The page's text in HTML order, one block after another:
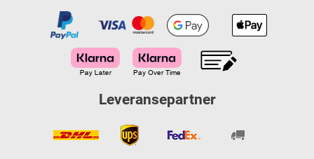
Leveransepartner